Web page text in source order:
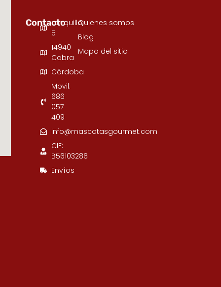
ContactoJunquillo,
5
14940
Cabra
Córdoba
Movil:
686
057
409
info@mascotasgourmet.com
CIF:
B56103286
Envíos
Quienes somos
Blog
Mapa del sitio